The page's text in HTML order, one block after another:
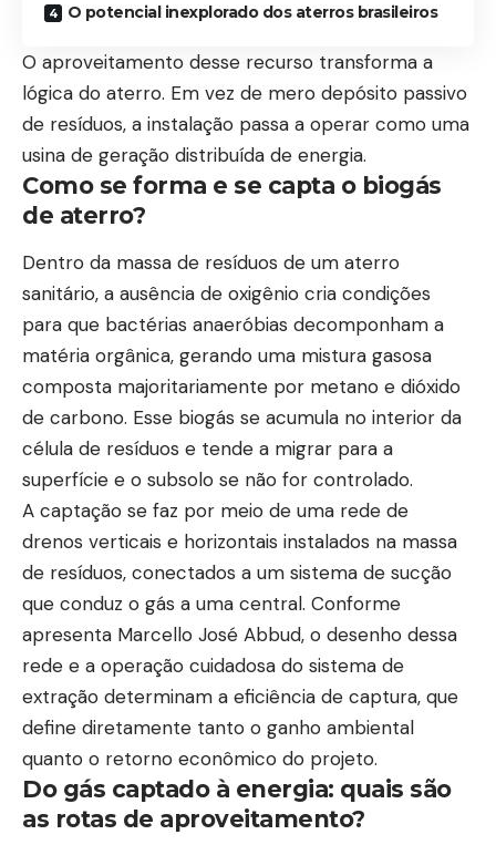
O potencial inexplorado dos aterros brasileiros
O aproveitamento desse recurso transforma a
lógica do aterro. Em vez de mero depósito passivo
de resíduos, a instalação passa a operar como uma
usina de geração distribuída de energia.
Como se forma e se capta o biogás
de aterro?
Dentro da massa de resíduos de um aterro
sanitário, a ausência de oxigênio cria condições
para que bactérias anaeróbias decomponham a
matéria orgânica, gerando uma mistura gasosa
composta majoritariamente por metano e dióxido
de carbono. Esse biogás se acumula no interior da
célula de resíduos e tende a migrar para a
superfície e o subsolo se não for controlado.
A captação se faz por meio de uma rede de
drenos verticais e horizontais instalados na massa
de resíduos, conectados a um sistema de sucção
que conduz o gás a uma central. Conforme
apresenta Marcello José Abbud, o desenho dessa
rede e a operação cuidadosa do sistema de
extração determinam a eficiência de captura, que
define diretamente tanto o ganho ambiental
quanto o retorno econômico do projeto.
Do gás captado à energia: quais são
as rotas de aproveitamento?